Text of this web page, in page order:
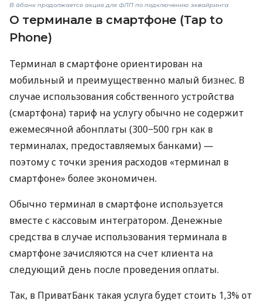
В àбанк продолжается акция для ФЛП по подключению эквайринга
О терминале в смартфоне (Tap to
Phone)
Терминал в смартфоне ориентирован на
мобильный и преимущественно малый бизнес. В
случае использования собственного устройства
(смартфона) тариф на услугу обычно не содержит
ежемесячной абонплаты (300−500 грн как в
терминалах, предоставляемых банками) —
поэтому с точки зрения расходов «терминал в
смартфоне» более экономичен.
Обычно терминал в смартфоне используется
вместе с кассовым интегратором. Денежные
средства в случае использования терминала в
смартфоне зачисляются на счет клиента на
следующий день после проведения оплаты.
Так, в ПриватБанк такая услуга будет стоить 1,3% от